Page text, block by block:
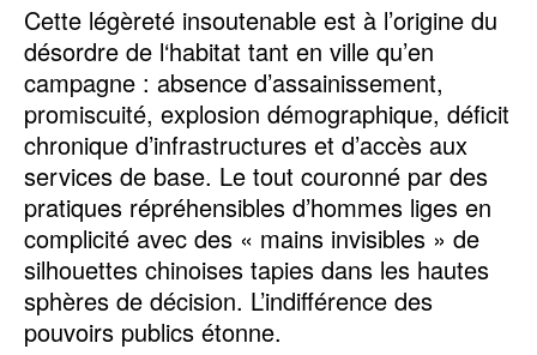
Cette légèreté insoutenable est à l’origine du
désordre de l‘habitat tant en ville qu’en
campagne : absence d’assainissement,
promiscuité, explosion démographique, déficit
chronique d’infrastructures et d’accès aux
services de base. Le tout couronné par des
pratiques répréhensibles d’hommes liges en
complicité avec des « mains invisibles » de
silhouettes chinoises tapies dans les hautes
sphères de décision. L’indifférence des
pouvoirs publics étonne.